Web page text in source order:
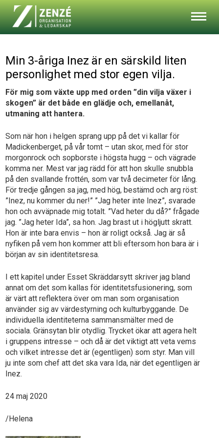
Min 3-åriga Inez är en särskild liten
personlighet med stor egen vilja.
För mig som växte upp med orden ”din vilja växer i
skogen” är det både en glädje och, emellanåt,
utmaning att hantera.
Som när hon i helgen sprang upp på det vi kallar för
Madickenberget, på vår tomt – utan skor, med för stor
morgonrock och sopborste i högsta hugg – och vägrade
komma ner. Mest var jag rädd för att hon skulle snubbla
på den svallande frottén, som var två decimeter för lång.
För tredje gången sa jag, med hög, bestämd och arg röst:
”Inez, nu kommer du ner!” ”Jag heter inte Inez”, svarade
hon och avväpnade mig totalt. ”Vad heter du då?” frågade
jag. ”Jag heter Ida”, sa hon. Jag brast ut i högljutt skratt.
Hon är inte bara envis – hon är roligt också. Jag är så
nyfiken på vem hon kommer att bli eftersom hon bara är i
början av sin identitetsresa.
I ett kapitel under Esset Skräddarsytt skriver jag bland
annat om det som kallas för identitetsfusionering, som
är värt att reflektera över om man som organisation
använder sig av värdestyrning och kulturbyggande. De
individuella identiteterna sammansmälter med de
sociala. Gränsytan blir otydlig. Trycket ökar att agera helt
i gruppens intresse – och då är det viktigt att veta vems
och vilket intresse det är (egentligen) som styr. Man vill
ju inte som chef att det ska vara Ida, när det egentligen är
Inez.
24 maj 2020
/Helena